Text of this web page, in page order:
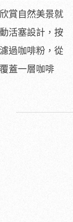
賞自然美景就
活塞設計，按
過咖啡粉，從
蓋一層咖啡